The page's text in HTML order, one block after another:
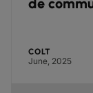
de
COLT
June, 2025